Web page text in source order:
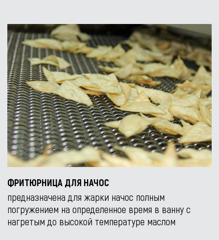
ФРИТЮРНИЦА ДЛЯ НАЧОС
предназначена для жарки начос полным
погружением на определенное время в ванну с
нагретым до высокой температуре маслом